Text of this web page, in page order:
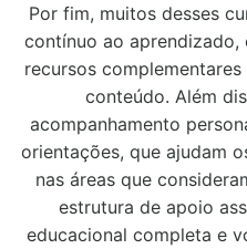
Por fim, muitos desses
contínuo ao
recursos
conteúdo. Além
acompanhamento
orientações, que ajudam
nas áreas que
estrutura de apoio
educacional completa e